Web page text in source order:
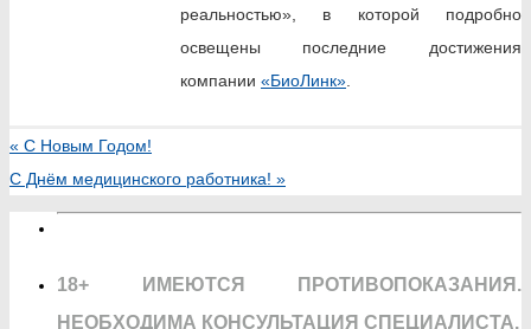
реальностью», в которой подробно
освещены последние достижения
компании «БиоЛинк».
« С Новым Годом!
С Днём медицинского работника! »
18+ ИМЕЮТСЯ ПРОТИВОПОКАЗАНИЯ.
НЕОБХОДИМА КОНСУЛЬТАЦИЯ СПЕЦИАЛИСТА.